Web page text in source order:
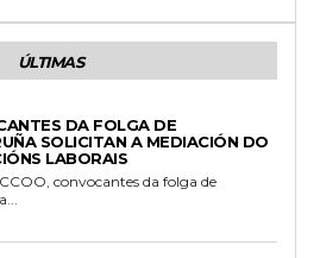
ÚLTIMAS
DA FOLGA DE
SOLICITAN A MEDIACIÓN DO
LABORAIS
convocantes da folga de